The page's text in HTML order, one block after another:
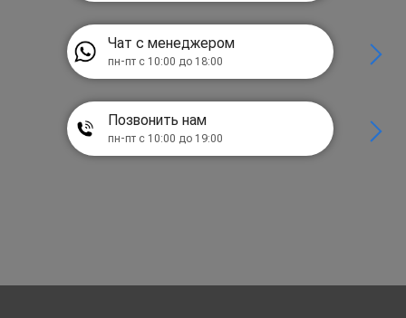
Чат с менеджером
пн-пт с 10:00 до 18:00
Позвонить нам
пн-пт с 10:00 до 19:00